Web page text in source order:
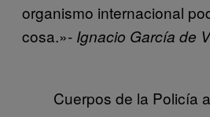
organismo internacional
cosa.»- Ignacio García de
Cuerpos de la Policía